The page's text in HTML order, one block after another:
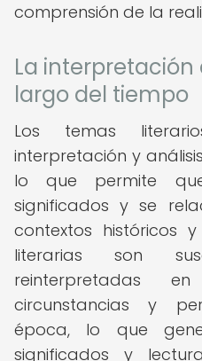
comprensión de la
La
largo del tiempo
Los temas
interpretación y
lo que permite
significados y se
contextos históricos
literarias son
reinterpretadas
circunstancias y
época, lo que
significados y